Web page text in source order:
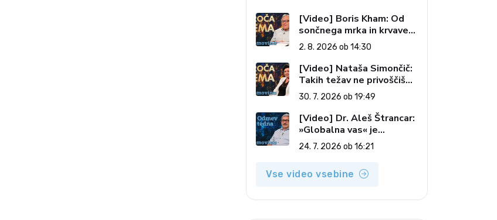
[Video] Boris Kham: Od
sončnega mrka in krvave
lune do slovenskih
pečatov v vesolju (Vroča
tema, 2. 8. 2026)
2. 8. 2026 ob 14:30
[Video] Nataša Simončič:
Takih težav ne privoščiš
nikomur (Vroča tema, 30.
7. 2026)
30. 7. 2026 ob 19:49
[Video] Dr. Aleš Štrancar:
»Globalna vas« je
zatiranje vseh (Odmev
tedna, 24. 7. 2026)
24. 7. 2026 ob 16:21
Vse video vsebine